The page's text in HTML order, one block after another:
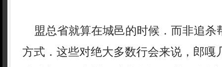
盟总省就算在城邑的时候．而非追杀
方式．这些对绝大多数行会来说，郎嘎